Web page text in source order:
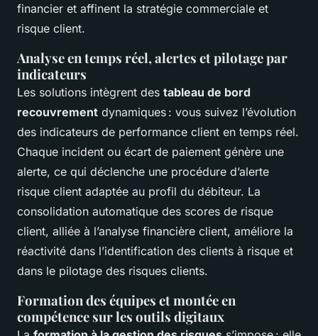
financier et affinent la stratégie commerciale et
risque client.
Analyse en temps réel, alertes et pilotage par
indicateurs
Les solutions intègrent des tableau de bord
recouvrement dynamiques : vous suivez l’évolution
des indicateurs de performance client en temps réel.
Chaque incident ou écart de paiement génère une
alerte, ce qui déclenche une procédure d’alerte
risque client adaptée au profil du débiteur. La
consolidation automatique des scores de risque
client, alliée à l’analyse financière client, améliore la
réactivité dans l’identification des clients à risque et
dans le pilotage des risques clients.
Formation des équipes et montée en
compétence sur les outils digitaux